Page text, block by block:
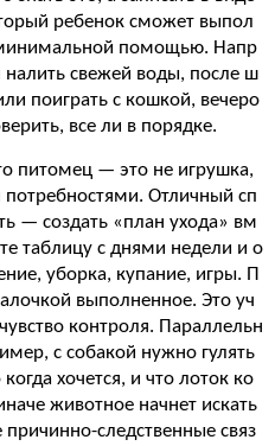
ребенок сможет выпол
минимальной помощью. Напр
свежей воды, после ш
поиграть с кошкой, вечеро
все ли в порядке.
питомец — это не игрушка,
Отличный сп
— создать «план ухода» вм
таблицу с днями недели и о
уборка, купание, игры. П
выполненное. Это уч
контроля. Параллельн
с собакой нужно гулять
хочется, и что лоток ко
животное начнет искать
следственные связ